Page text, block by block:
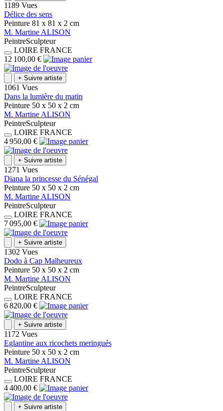
1189 Vues
Délice des sens
Peinture 81 x 81 x 2 cm
M. Martine ALISON
PeintreSculpteur
LOIRE FRANCE
12 100,00 €
+ Suivre artiste
1061 Vues
Dans la lumière du matin
Peinture 50 x 50 x 2 cm
M. Martine ALISON
PeintreSculpteur
LOIRE FRANCE
4 950,00 €
+ Suivre artiste
1271 Vues
Diana la princesse du Sénégal
Peinture 50 x 50 x 2 cm
M. Martine ALISON
PeintreSculpteur
LOIRE FRANCE
7 095,00 €
+ Suivre artiste
1302 Vues
Dodo à Cap Malheureux
Peinture 50 x 50 x 2 cm
M. Martine ALISON
PeintreSculpteur
LOIRE FRANCE
6 820,00 €
+ Suivre artiste
1172 Vues
Eglantine aux ricochets meringués
Peinture 50 x 50 x 2 cm
M. Martine ALISON
PeintreSculpteur
LOIRE FRANCE
4 400,00 €
+ Suivre artiste